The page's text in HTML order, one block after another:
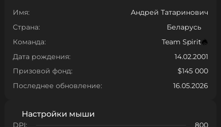
Имя:
Андрей Татаринович
Страна:
Беларусь
Команда:
Team Spirit
Дата рождения:
14.02.2001
Призовой фонд:
$145 000
Последнее обновление:
16.05.2026
Настройки мыши
DPI:
800